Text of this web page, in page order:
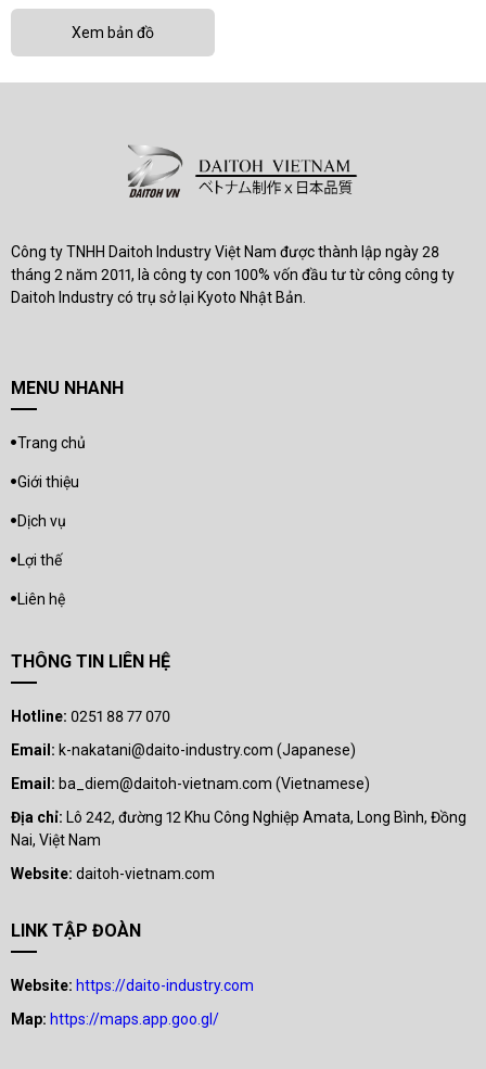
Xem bản đồ
Công ty TNHH Daitoh Industry Việt Nam được thành lập ngày 28
tháng 2 năm 2011, là công ty con 100% vốn đầu tư từ công công ty
Daitoh Industry có trụ sở lại Kyoto Nhật Bản.
MENU NHANH
Trang chủ
Giới thiệu
Dịch vụ
Lợi thế
Liên hệ
THÔNG TIN LIÊN HỆ
Hotline: 0251 88 77 070
Email: k-nakatani@daito-industry.com (Japanese)
Email: ba_diem@daitoh-vietnam.com (Vietnamese)
Địa chỉ: Lô 242, đường 12 Khu Công Nghiệp Amata, Long Bình, Đồng
Nai, Việt Nam
Website: daitoh-vietnam.com
LINK TẬP ĐOÀN
Website: https://daito-industry.com
Map: https://maps.app.goo.gl/